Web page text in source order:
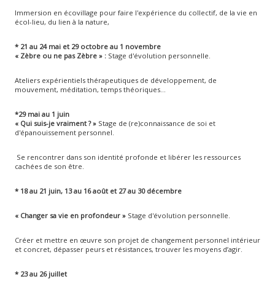
Immersion en écovillage pour faire l'expérience du collectif, de la vie en
écol-lieu, du lien à la nature,
* 21 au 24 mai et 29 octobre au 1 novembre
« Zèbre ou ne pas Zèbre » : Stage d'évolution personnelle.
Ateliers expérientiels thérapeutiques de développement, de
mouvement, méditation, temps théoriques…
*29 mai au 1 juin
« Qui suis-je vraiment ? » Stage de (re)connaissance de soi et
d'épanouissement personnel.
Se rencontrer dans son identité profonde et libérer les ressources
cachées de son être.
* 18 au 21 juin, 13 au 16 août et 27 au 30 décembre
« Changer sa vie en profondeur » Stage d'évolution personnelle.
Créer et mettre en œuvre son projet de changement personnel intérieur
et concret, dépasser peurs et résistances, trouver les moyens d’agir.
* 23 au 26 juillet